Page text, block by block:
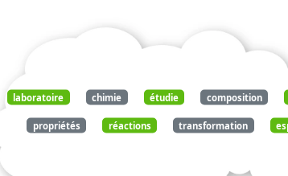
laboratoire chimie étudie composition
propriétés réactions transformation